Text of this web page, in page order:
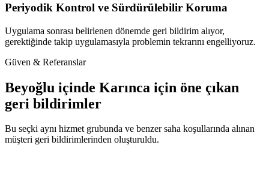
Periyodik Kontrol ve Sürdürülebilir Koruma
Uygulama sonrası belirlenen dönemde geri bildirim alıyor,
gerektiğinde takip uygulamasıyla problemin tekrarını engelliyoruz.
Güven & Referanslar
Beyoğlu içinde Karınca için öne çıkan
geri bildirimler
Bu seçki aynı hizmet grubunda ve benzer saha koşullarında alınan
müşteri geri bildirimlerinden oluşturuldu.